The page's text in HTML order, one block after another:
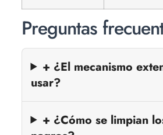
Preguntas
+ ¿El mecanismo
usar?
+ ¿Cómo se limpian